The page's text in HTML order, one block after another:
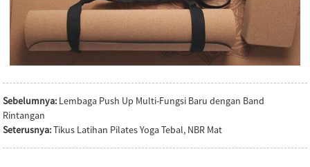
Sebelumnya: Lembaga Push Up Multi-Fungsi Baru dengan Band
Rintangan
Seterusnya:Tikus Latihan Pilates Yoga Tebal, NBR Mat